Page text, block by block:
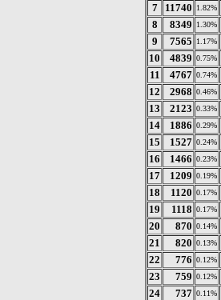
7
11740 1.82%
8
8349 1.30%
9
7565 1.17%
10
4839 0.75%
11
4767 0.74%
12
2968 0.46%
13
2123 0.33%
14
1886 0.29%
15
1527 0.24%
16
1466 0.23%
17
1209 0.19%
18
1120 0.17%
19
1118 0.17%
20
870 0.14%
21
820 0.13%
22
776 0.12%
23
759 0.12%
24
737 0.11%